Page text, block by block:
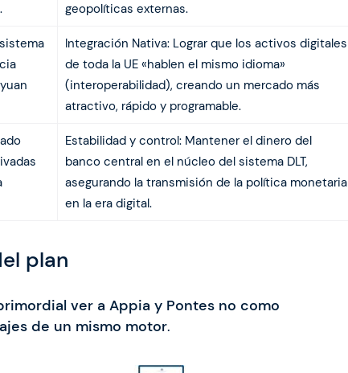
geopolíticas externas.
Integración Nativa: Lograr que los activos digitales
de toda la UE «hablen el mismo idioma»
(interoperabilidad), creando un mercado más
atractivo, rápido y programable.
Estabilidad y control: Mantener el dinero del
banco central en el núcleo del sistema DLT,
asegurando la transmisión de la política monetaria
en la era digital.
plan
ver a Appia y Pontes no como
de un mismo motor.